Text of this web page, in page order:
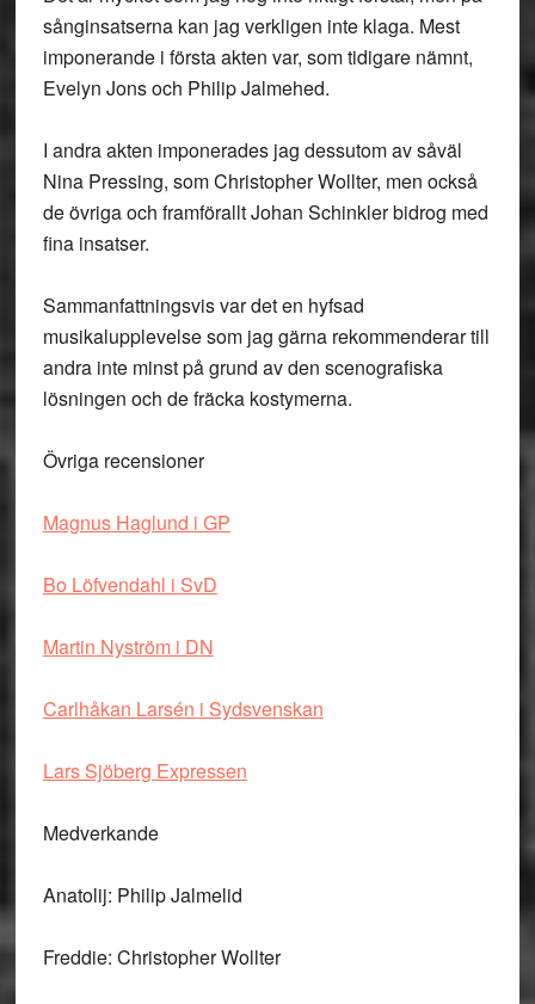
sånginsatserna kan jag verkligen inte klaga. Mest
imponerande i första akten var, som tidigare nämnt,
Evelyn Jons och Philip Jalmehed.
I andra akten imponerades jag dessutom av såväl
Nina Pressing, som Christopher Wollter, men också
de övriga och framförallt Johan Schinkler bidrog med
fina insatser.
Sammanfattningsvis var det en hyfsad
musikalupplevelse som jag gärna rekommenderar till
andra inte minst på grund av den scenografiska
lösningen och de fräcka kostymerna.
Övriga recensioner
Magnus Haglund i GP
Bo Löfvendahl i SvD
Martin Nyström i DN
Carlhåkan Larsén i Sydsvenskan
Lars Sjöberg Expressen
Medverkande
Anatolij: Philip Jalmelid
Freddie: Christopher Wollter